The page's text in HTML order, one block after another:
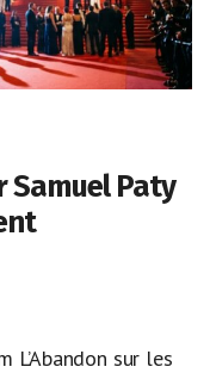
Samuel Paty
sur les